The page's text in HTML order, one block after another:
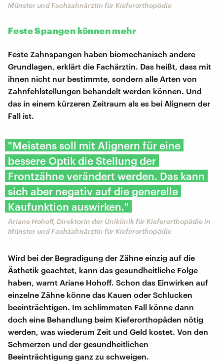
Münster und Fachzahnärztin für Kieferorthopädie
Feste Spangen können mehr
Feste Zahnspangen haben biomechanisch andere
Grundlagen, erklärt die Fachärztin. Das heißt, dass mit
ihnen nicht nur bestimmte, sondern alle Arten von
Zahnfehlstellungen behandelt werden können. Und
das in einem kürzeren Zeitraum als es bei Alignern der
Fall ist.
"Meistens soll mit Alignern für eine
bessere Optik die Stellung der
Frontzähne verändert werden. Das kann
sich aber negativ auf die generelle
Kaufunktion auswirken."
Ariane Hohoff, Direktorin der Uniklinik für Kieferorthopädie in
Münster und Fachzahnärztin für Kieferorthopädie
Wird bei der Begradigung der Zähne einzig auf die
Ästhetik geachtet, kann das gesundheitliche Folge
haben, warnt Ariane Hohoff. Schon das Einwirken auf
einzelne Zähne könne das Kauen oder Schlucken
beeinträchtigen. Im schlimmsten Fall könne dann
doch eine Behandlung beim Kieferorthopäden nötig
werden, was wiederum Zeit und Geld kostet. Von den
Schmerzen und der gesundheitlichen
Beeinträchtigung ganz zu schweigen.